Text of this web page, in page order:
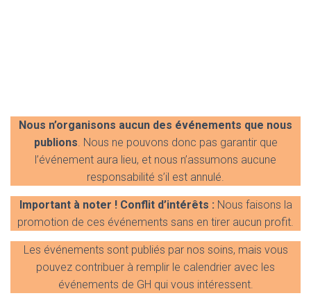
Nous n’organisons aucun des événements que nous
publions. Nous ne pouvons donc pas garantir que
l’événement aura lieu, et nous n’assumons aucune
responsabilité s’il est annulé.
Important à noter ! Conflit d’intérêts : Nous faisons la
promotion de ces événements sans en tirer aucun profit.
Les événements sont publiés par nos soins, mais vous
pouvez contribuer à remplir le calendrier avec les
événements de GH qui vous intéressent.